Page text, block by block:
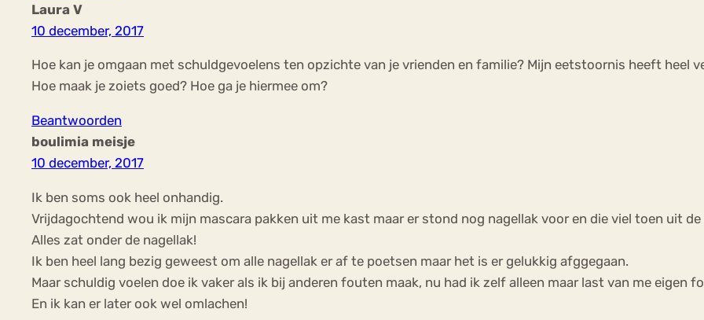
Laura V
10 december, 2017
Hoe kan je omgaan met schuldgevoelens ten opzichte van je vrienden en familie? Mijn eetstoornis heeft heel
Hoe maak je zoiets goed? Hoe ga je hiermee om?
Beantwoorden
boulimia meisje
10 december, 2017
Ik ben soms ook heel onhandig.
Vrijdagochtend wou ik mijn mascara pakken uit me kast maar er stond nog nagellak voor en die viel toen uit
Alles zat onder de nagellak!
Ik ben heel lang bezig geweest om alle nagellak er af te poetsen maar het is er gelukkig afggegaan.
Maar schuldig voelen doe ik vaker als ik bij anderen fouten maak, nu had ik zelf alleen maar last van me eigen
En ik kan er later ook wel omlachen!